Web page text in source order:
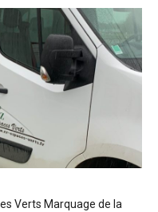
Verts Marquage de la